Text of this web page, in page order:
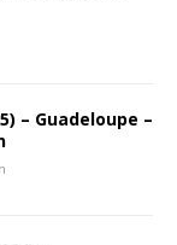
– Guadeloupe –